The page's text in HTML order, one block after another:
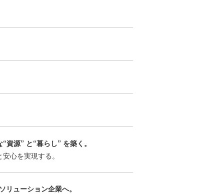
源” と“暮らし” を築く。
⼼を実現する。
ューション企業へ。